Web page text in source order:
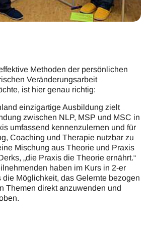
Methoden der persönlichen
Veränderungsarbeit
ist hier genau richtig:
einzigartige Ausbildung zielt
zwischen NLP, MSP und MSC in
umfassend kennenzulernen und für
Coaching und Therapie nutzbar zu
Mischung aus Theorie und Praxis
„die Praxis die Theorie ernährt.“
haben im Kurs in 2-er
die Möglichkeit, das Gelernte bezogen
Themen direkt anzuwenden und